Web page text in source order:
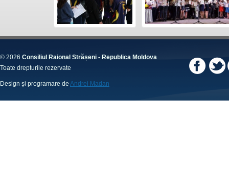
© 2026 Consiliul Raional Strășeni - Republica Moldova
Toate drepturile rezervate
Design și programare de Andrei Madan